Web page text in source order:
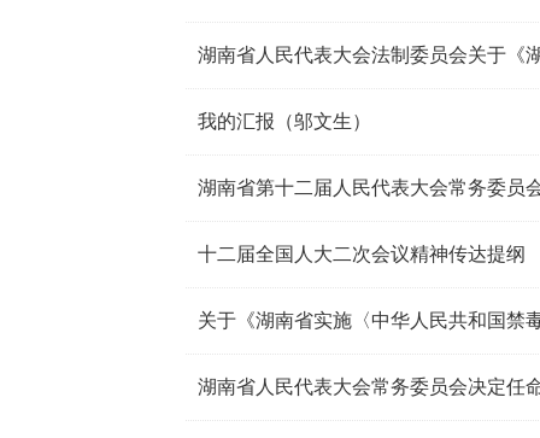
我的汇报（邬文生）
湖南省第十二届人民代表大会常务委员
十二届全国人大二次会议精神传达提纲
关于《湖南省实施〈中华人民共和国禁
湖南省人民代表大会常务委员会决定任